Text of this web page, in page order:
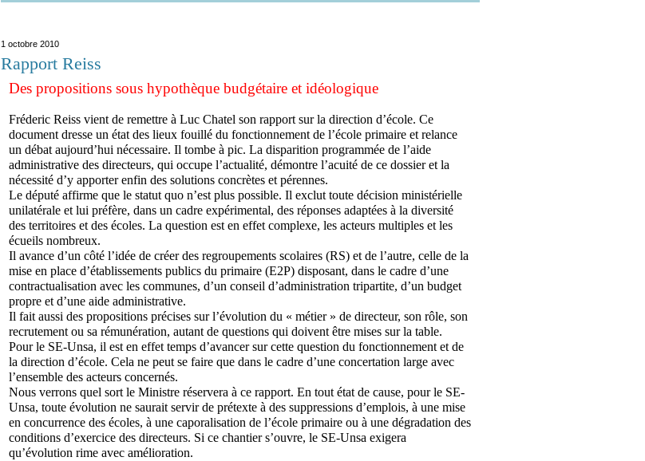
1 octobre 2010
Rapport Reiss
Des propositions sous hypothèque budgétaire et idéologique
Fréderic Reiss vient de remettre à Luc Chatel son rapport sur la direction d’école. Ce
document dresse un état des lieux fouillé du fonctionnement de l’école primaire et relance
un débat aujourd’hui nécessaire. Il tombe à pic. La disparition programmée de l’aide
administrative des directeurs, qui occupe l’actualité, démontre l’acuité de ce dossier et la
nécessité d’y apporter enfin des solutions concrètes et pérennes.
Le député affirme que le statut quo n’est plus possible. Il exclut toute décision ministérielle
unilatérale et lui préfère, dans un cadre expérimental, des réponses adaptées à la diversité
des territoires et des écoles. La question est en effet complexe, les acteurs multiples et les
écueils nombreux.
Il avance d’un côté l’idée de créer des regroupements scolaires (RS) et de l’autre, celle de la
mise en place d’établissements publics du primaire (E2P) disposant, dans le cadre d’une
contractualisation avec les communes, d’un conseil d’administration tripartite, d’un budget
propre et d’une aide administrative.
Il fait aussi des propositions précises sur l’évolution du « métier » de directeur, son rôle, son
recrutement ou sa rémunération, autant de questions qui doivent être mises sur la table.
Pour le SE-Unsa, il est en effet temps d’avancer sur cette question du fonctionnement et de
la direction d’école. Cela ne peut se faire que dans le cadre d’une concertation large avec
l’ensemble des acteurs concernés.
Nous verrons quel sort le Ministre réservera à ce rapport. En tout état de cause, pour le SE-
Unsa, toute évolution ne saurait servir de prétexte à des suppressions d’emplois, à une mise
en concurrence des écoles, à une caporalisation de l’école primaire ou à une dégradation des
conditions d’exercice des directeurs. Si ce chantier s’ouvre, le SE-Unsa exigera
qu’évolution rime avec amélioration.